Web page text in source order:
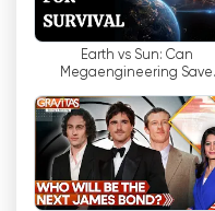
Nachrichtenquelle
Analysen und
liefert. Hier kommt
News ins Spiel, das
Perspektive auf
bietet und die
erkunden.
WION ist ein
Earth vs Sun: Can
Megaengineering Save
WION Podcast